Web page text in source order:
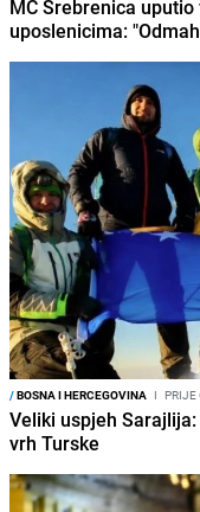
MC Srebrenica
uposlenicima:
/BOSNA I HERCEGOVINA I PRIJE
Veliki uspjeh
vrh Turske